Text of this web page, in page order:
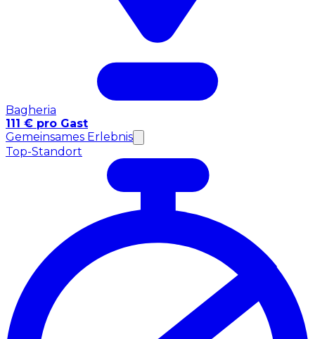
Bagheria
111 € pro Gast
Gemeinsames Erlebnis
Top-Standort